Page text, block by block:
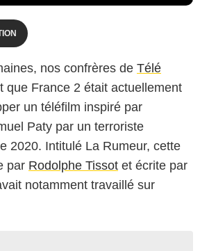
nos confrères de Télé
que France 2 était actuellement
un téléfilm inspiré par
Paty par un terroriste
2020. Intitulé La Rumeur, cette
par Rodolphe Tissot et écrite par
notamment travaillé sur